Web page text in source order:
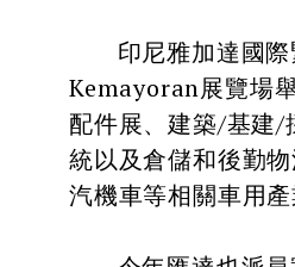
印尼雅加達國際
Kemayoran展覽場
配件展、建築/基建/
統以及倉儲和後勤
汽機車等相關車用